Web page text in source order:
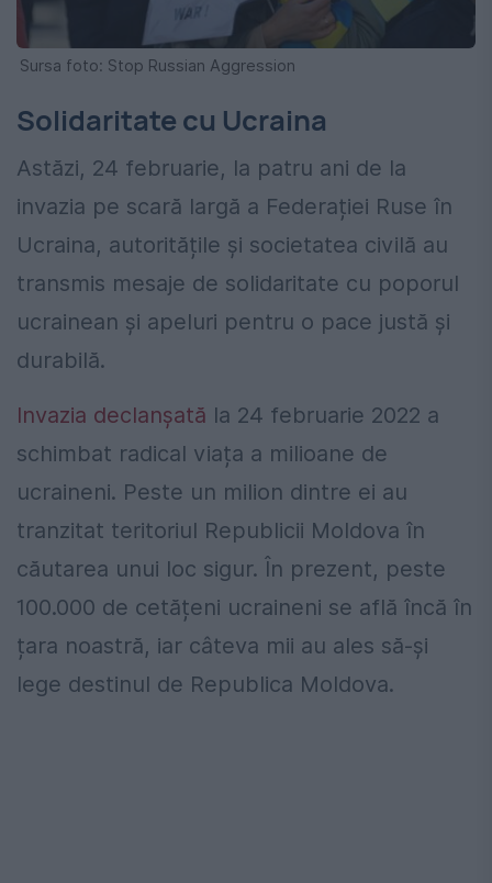
Sursa foto: Stop Russian Aggression
Solidaritate cu Ucraina
Astăzi, 24 februarie, la patru ani de la
invazia pe scară largă a Federației Ruse în
Ucraina, autoritățile și societatea civilă au
transmis mesaje de solidaritate cu poporul
ucrainean și apeluri pentru o pace justă și
durabilă.
Invazia declanșată la 24 februarie 2022 a
schimbat radical viața a milioane de
ucraineni. Peste un milion dintre ei au
tranzitat teritoriul Republicii Moldova în
căutarea unui loc sigur. În prezent, peste
100.000 de cetățeni ucraineni se află încă în
țara noastră, iar câteva mii au ales să-și
lege destinul de Republica Moldova.